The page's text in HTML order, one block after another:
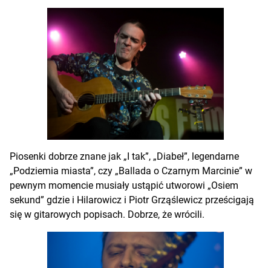
Piosenki dobrze znane jak „I tak”, „Diabeł”, legendarne
„Podziemia miasta”, czy „Ballada o Czarnym Marcinie” w
pewnym momencie musiały ustąpić utworowi „Osiem
sekund” gdzie i Hilarowicz i Piotr Grząślewicz prześcigają
się w gitarowych popisach. Dobrze, że wrócili.